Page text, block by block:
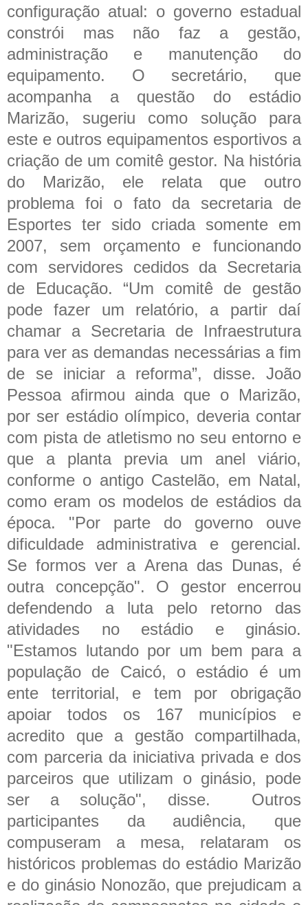
configuração atual: o governo estadual
constrói mas não faz a gestão,
administração e manutenção do
equipamento. O secretário, que
acompanha a questão do estádio
Marizão, sugeriu como solução para
este e outros equipamentos esportivos a
criação de um comitê gestor. Na história
do Marizão, ele relata que outro
problema foi o fato da secretaria de
Esportes ter sido criada somente em
2007, sem orçamento e funcionando
com servidores cedidos da Secretaria
de Educação. “Um comitê de gestão
pode fazer um relatório, a partir daí
chamar a Secretaria de Infraestrutura
para ver as demandas necessárias a fim
de se iniciar a reforma”, disse. João
Pessoa afirmou ainda que o Marizão,
por ser estádio olímpico, deveria contar
com pista de atletismo no seu entorno e
que a planta previa um anel viário,
conforme o antigo Castelão, em Natal,
como eram os modelos de estádios da
época. "Por parte do governo ouve
dificuldade administrativa e gerencial.
Se formos ver a Arena das Dunas, é
outra concepção". O gestor encerrou
defendendo a luta pelo retorno das
atividades no estádio e ginásio.
"Estamos lutando por um bem para a
população de Caicó, o estádio é um
ente territorial, e tem por obrigação
apoiar todos os 167 municípios e
acredito que a gestão compartilhada,
com parceria da iniciativa privada e dos
parceiros que utilizam o ginásio, pode
ser a solução", disse. Outros
participantes da audiência, que
compuseram a mesa, relataram os
históricos problemas do estádio Marizão
e do ginásio Nonozão, que prejudicam a